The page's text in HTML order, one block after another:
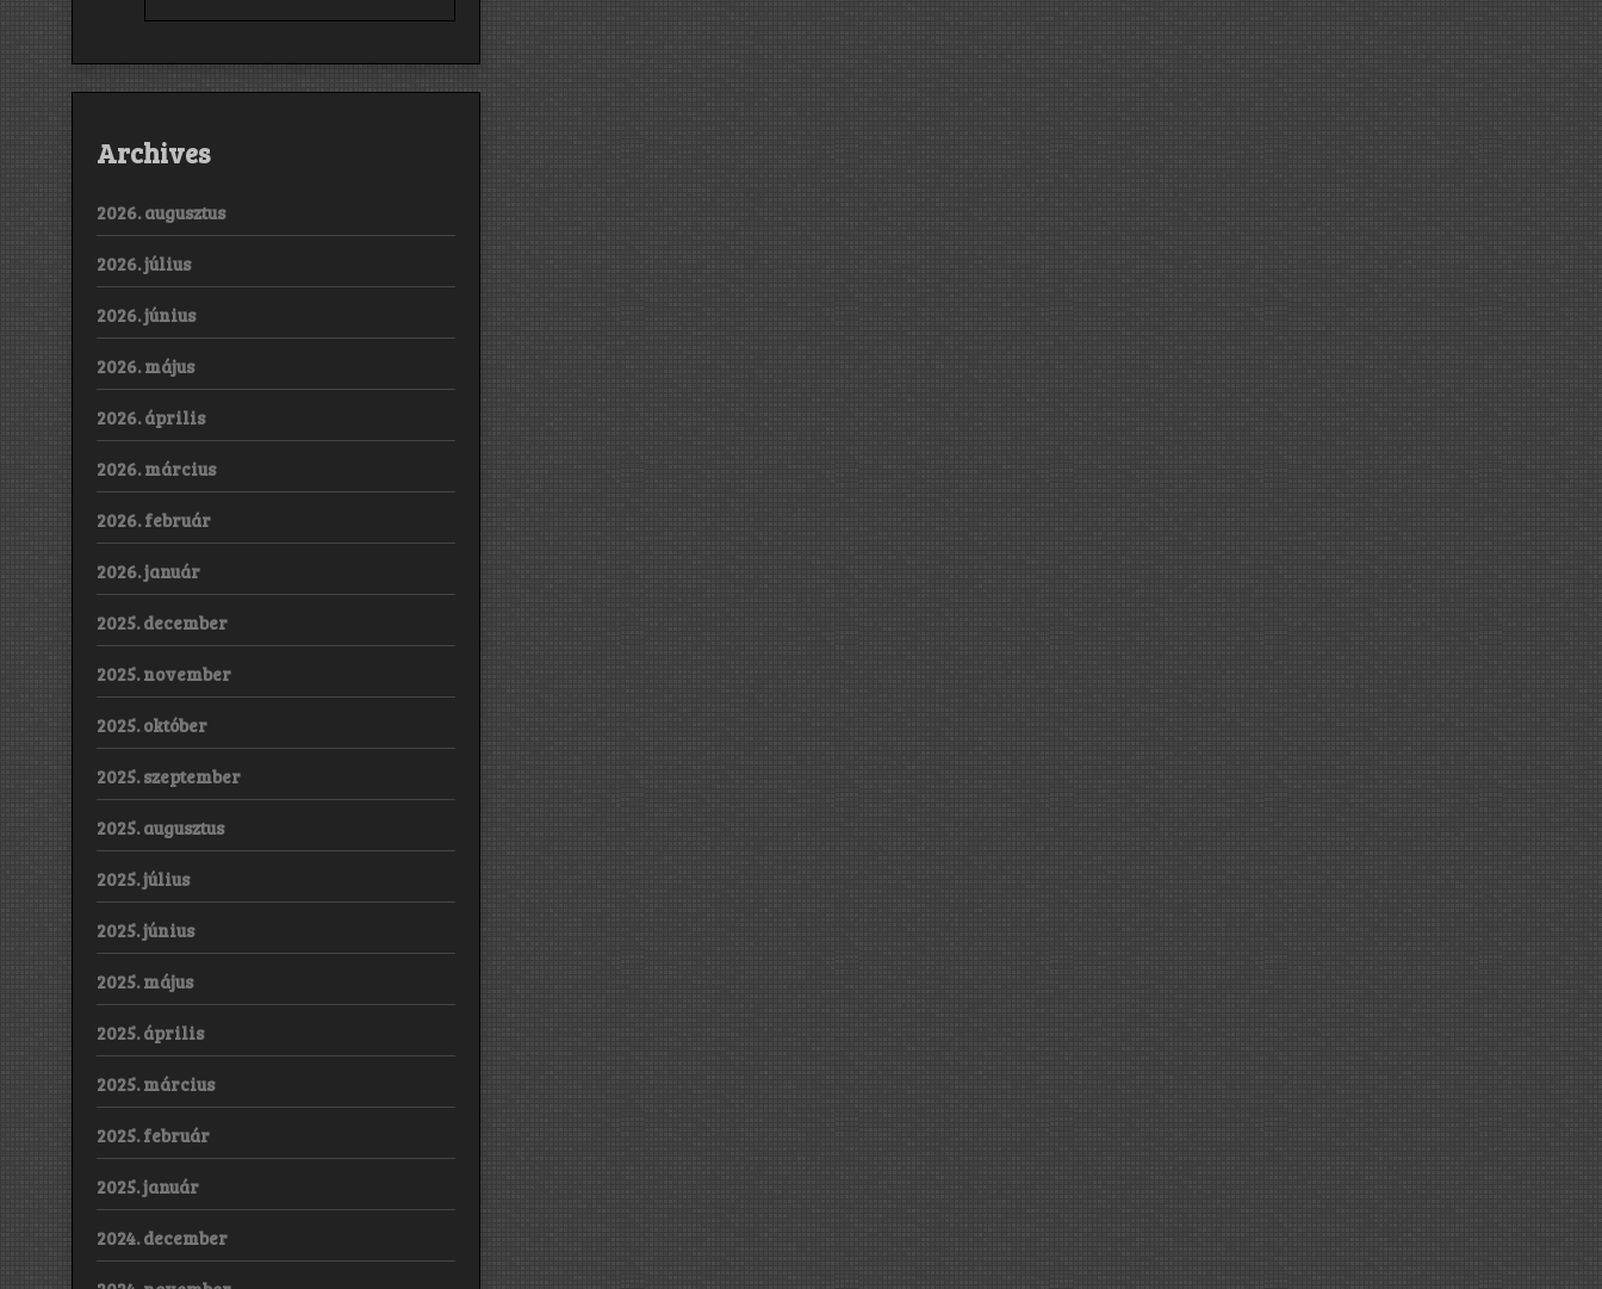
Archives
2026. augusztus
2026. július
2026. június
2026. május
2026. április
2026. március
2026. február
2026. január
2025. december
2025. november
2025. október
2025. szeptember
2025. augusztus
2025. július
2025. június
2025. május
2025. április
2025. március
2025. február
2025. január
2024. december